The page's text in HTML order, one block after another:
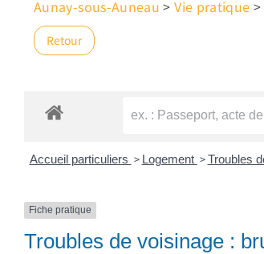
Aunay-sous-Auneau >Vie pratique >
Retour
Accueil particuliers > Logement > Troubles
Fiche pratique
Troubles de voisinage :